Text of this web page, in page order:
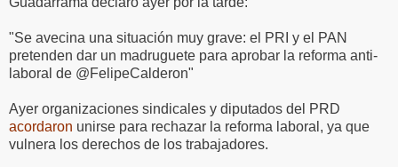
"Se avecina una situación muy grave: el PRI y el PAN
pretenden dar un madruguete para aprobar la reforma anti-
laboral de @FelipeCalderon"
Ayer organizaciones sindicales y diputados del PRD
acordaron unirse para rechazar la reforma laboral, ya que
vulnera los derechos de los trabajadores.